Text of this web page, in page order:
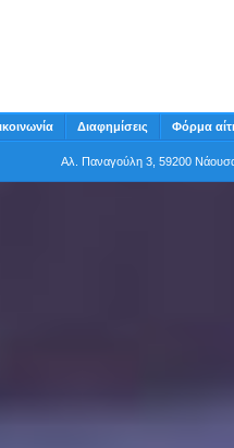
Διαφημίσεις Φόρμα
Αλ. Παναγούλη 3, 59200